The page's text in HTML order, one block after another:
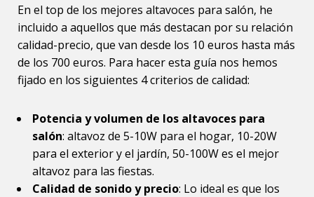
En el top de los mejores altavoces para salón, he
incluido a aquellos que más destacan por su relación
calidad-precio, que van desde los 10 euros hasta más
de los 700 euros. Para hacer esta guía nos hemos
fijado en los siguientes 4 criterios de calidad:
Potencia y volumen de los altavoces para
salón: altavoz de 5-10W para el hogar, 10-20W
para el exterior y el jardín, 50-100W es el mejor
altavoz para las fiestas.
Calidad de sonido y precio: Lo ideal es que los